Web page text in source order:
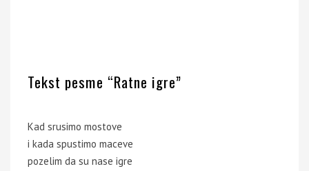
Tekst pesme “Ratne igre”
Kad srusimo mostove
i kada spustimo maceve
pozelim da su nase igre